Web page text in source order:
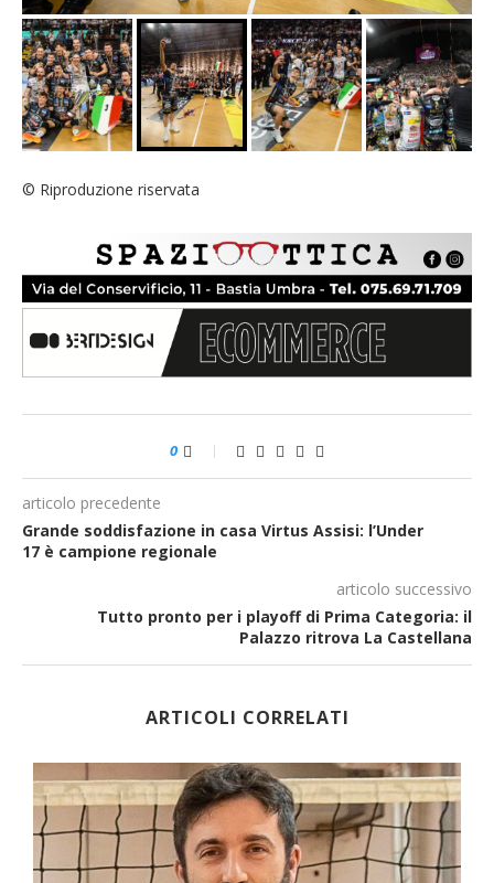
© Riproduzione riservata
0
articolo precedente
Grande soddisfazione in casa Virtus Assisi: l’Under
17 è campione regionale
articolo successivo
Tutto pronto per i playoff di Prima Categoria: il
Palazzo ritrova La Castellana
ARTICOLI CORRELATI